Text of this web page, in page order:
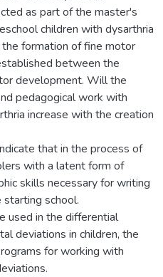
as part of the master's
children with dysarthria
formation of fine motor
between the
development. Will the
pedagogical work with
increase with the creation
that in the process of
with a latent form of
skills necessary for writing
school.
used in the differential
deviations in children, the
for working with